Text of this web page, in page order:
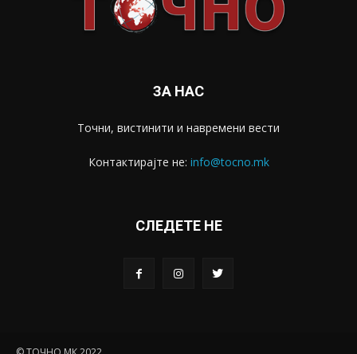
ЗА НАС
Точни, вистинити и навремени вести
Контактирајте не: info@tocno.mk
СЛЕДЕТЕ НЕ